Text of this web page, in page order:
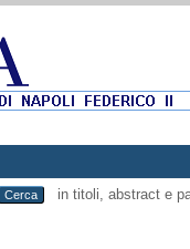
in titoli, abstract e